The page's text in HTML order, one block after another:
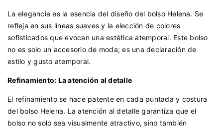
La elegancia es la esencia del diseño del bolso Helena. Se
refleja en sus líneas suaves y la elección de colores
sofisticados que evocan una estética atemporal. Este bolso
no es solo un accesorio de moda; es una declaración de
estilo y gusto atemporal.
Refinamiento: La atención al detalle
El refinamiento se hace patente en cada puntada y costura
del bolso Helena. La atención al detalle garantiza que el
bolso no solo sea visualmente atractivo, sino también